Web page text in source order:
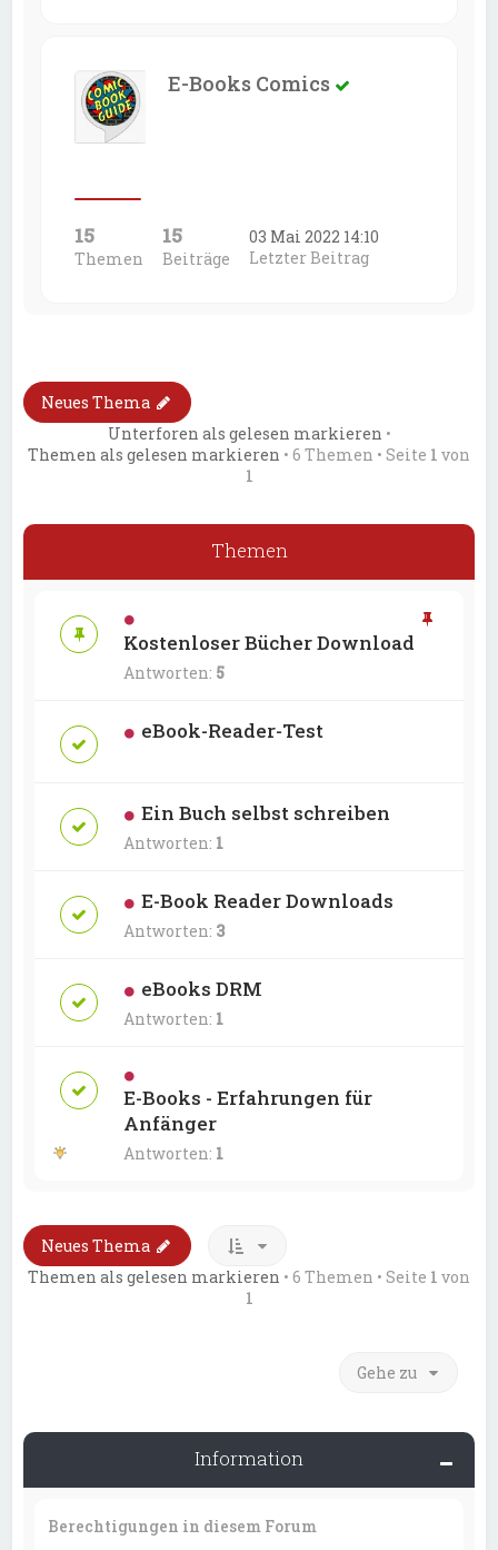
E-Books Comics
15
Themen
15
Beiträge
03 Mai 2022 14:10
Letzter Beitrag
Neues Thema
Unterforen als gelesen markieren •
Themen als gelesen markieren • 6 Themen • Seite 1 von
1
Themen
Kostenloser Bücher Download
Antworten: 5
eBook-Reader-Test
Ein Buch selbst schreiben
Antworten: 1
E-Book Reader Downloads
Antworten: 3
eBooks DRM
Antworten: 1
E-Books - Erfahrungen für
Anfänger
Antworten: 1
Neues Thema
Themen als gelesen markieren • 6 Themen • Seite 1 von
1
Gehe zu
Information
Berechtigungen in diesem Forum